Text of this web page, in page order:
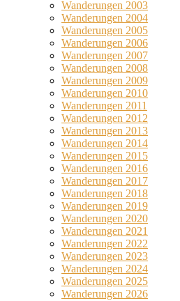
Wanderungen 2003
Wanderungen 2004
Wanderungen 2005
Wanderungen 2006
Wanderungen 2007
Wanderungen 2008
Wanderungen 2009
Wanderungen 2010
Wanderungen 2011
Wanderungen 2012
Wanderungen 2013
Wanderungen 2014
Wanderungen 2015
Wanderungen 2016
Wanderungen 2017
Wanderungen 2018
Wanderungen 2019
Wanderungen 2020
Wanderungen 2021
Wanderungen 2022
Wanderungen 2023
Wanderungen 2024
Wanderungen 2025
Wanderungen 2026